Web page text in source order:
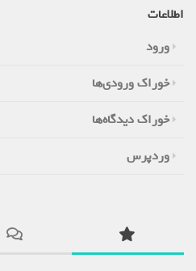
اطلاعات
ورود
خوراک ورودی‌ها
خوراک دیدگاه‌ها
وردپرس